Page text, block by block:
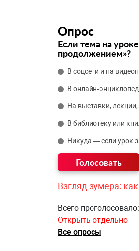
Опрос
Если тема на
продолжением»?
В соцсети и на
В
На выставки,
В библиотеку или
Никуда — если урок
Взгляд зумера:
Всего
Открыть отдельно
Все опросы